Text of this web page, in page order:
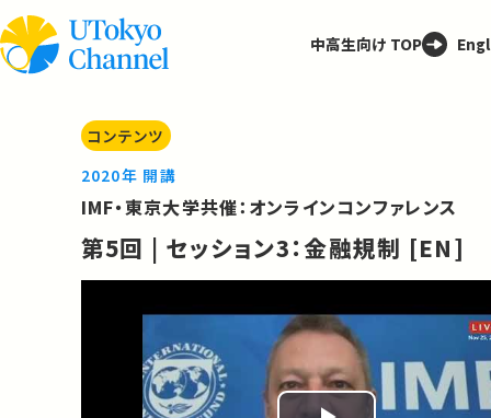
中高生向け TOP
コンテンツ
2020年 開講
IMF・東京大学共催：オンラインコンファレンス
第5回 | セッション3：金融規制 [EN]